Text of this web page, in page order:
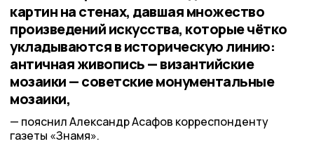
картин на стенах, давшая множество
произведений искусства, которые чётко
укладываются в историческую линию:
античная живопись — византийские
мозаики — советские монументальные
мозаики,
пояснил Александр Асафов корреспонденту
газеты «Знамя».